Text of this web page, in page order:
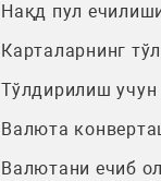
Нақд пул
Карталарнинг
Тўлдирилиш учун
Валюта
Валютани ечиб